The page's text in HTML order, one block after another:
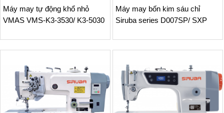
Máy may tự động khổ nhỏ
VMAS VMS-K3-3530/ K3-5030
Máy may bốn kim sáu chỉ
Siruba series D007SP/ SXP